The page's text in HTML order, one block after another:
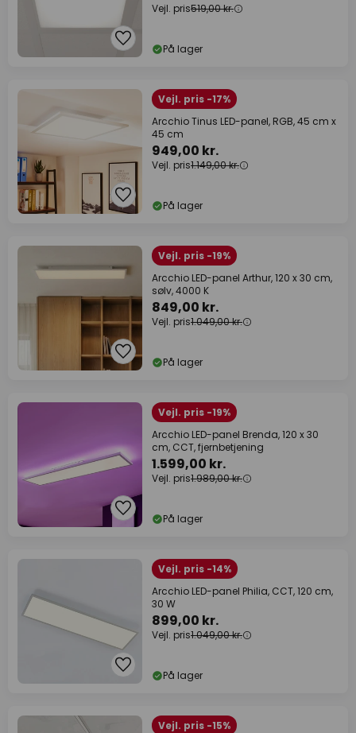
Vejl. pris519,00 kr.
På lager
Vejl. pris -17%
Arcchio Tinus LED-panel, RGB, 45 cm x
45 cm
949,00 kr.
Vejl. pris1.149,00 kr.
På lager
Vejl. pris -19%
Arcchio LED-panel Arthur, 120 x 30 cm,
sølv, 4000 K
849,00 kr.
Vejl. pris1.049,00 kr.
På lager
Vejl. pris -19%
Arcchio LED-panel Brenda, 120 x 30
cm, CCT, fjernbetjening
1.599,00 kr.
Vejl. pris1.989,00 kr.
På lager
Vejl. pris -14%
Arcchio LED-panel Philia, CCT, 120 cm,
30 W
899,00 kr.
Vejl. pris1.049,00 kr.
På lager
Vejl. pris -15%